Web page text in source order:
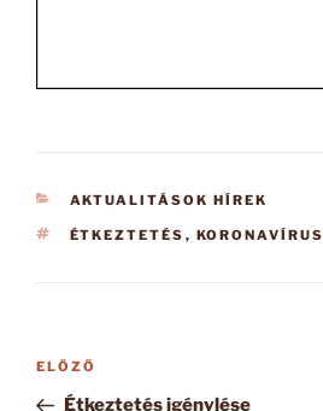
KATEGÓRIÁK
AKTUALITÁSOK HÍREK
CÍMKÉK
ÉTKEZTETÉS , KORONAVÍRUS
Bejegyzés
navigáció
Korábbi
bejegyzés
ELŐZŐ
Étkeztetés igénylése